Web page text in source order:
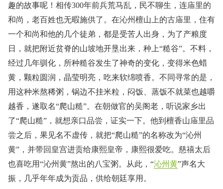
趣的故事呢！相传300年前兵荒马乱，民不聊生，连庙里的
和尚，老百姓也无暇施供了。在沁州檀山上的古庙里，住有
一个和尚和他的几个徒弟，都是受苦人出身，为了产粮度
日，就把附近贫脊的山坡地开垦出来，种上“糙谷”。不料，
经过几年驯化，所种糙谷发生了神奇的变化，变得米色蜡
黄，颗粒圆润，晶莹明亮，吃来软绵喷香。不同寻常的是，
用这种米熬稀粥，锅边不挂米粒，闷饭、蒸饭不就菜也越嚼
越香，遂取名“爬山糙”。在朝做官的吴阁老，听说家乡出
了“爬山糙”，就想亲口品尝，证实一下。他到檀香山庙里品
尝之后，果见名不虚传，就把“爬山糙”的名称改为“沁州
黄”，并带回皇宫进贡给康熙皇帝，康熙很爱吃。慈禧太后
也喜吃用“沁州黄”熬出的八宝粥。从此，“沁州黄”声名大
振，几乎年年成为贡品，供给朝廷享用。